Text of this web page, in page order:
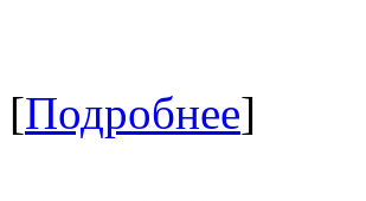
[Подробнее]